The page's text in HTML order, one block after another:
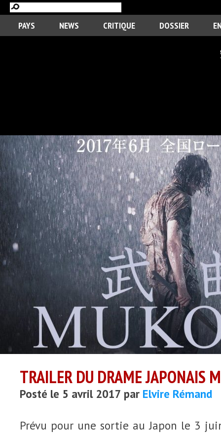
PAYS NEWS CRITIQUE DOSSIER
TRAILER DU DRAME JAPONAIS
Posté le 5 avril 2017 par Elvire Rémand
Prévu pour une sortie au Japon le 3